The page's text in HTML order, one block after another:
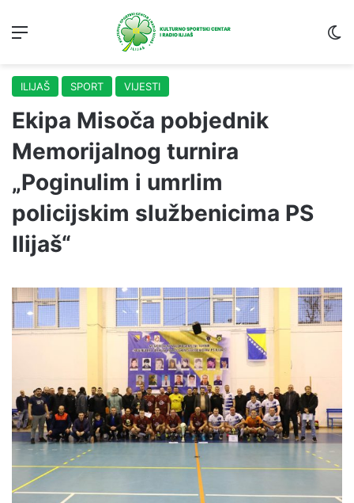
ILIJAŠ SPORT VIJESTI
Ekipa Misoča pobjednik
Memorijalnog turnira
„Poginulim i umrlim
policijskim službenicima PS
Ilijaš“